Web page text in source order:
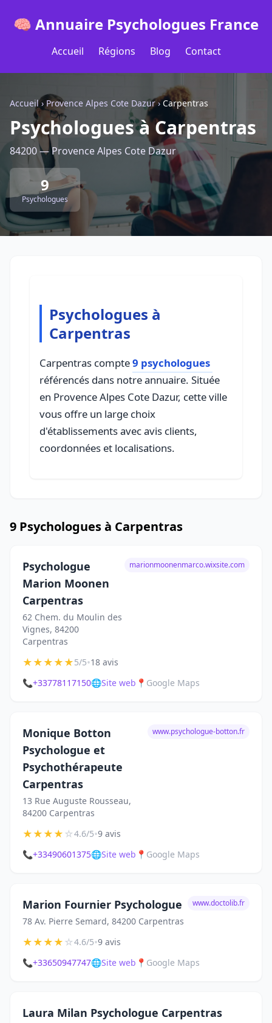
🧠 Annuaire Psychologues France
Accueil Régions Blog Contact
Accueil› Provence Alpes Cote Dazur›Carpentras
Psychologues à Carpentras
84200 — Provence Alpes Cote Dazur
9
Psychologues
Psychologues à
Carpentras
Carpentras compte9 psychologues
référencés dans notre annuaire. Située
en Provence Alpes Cote Dazur, cette ville
vous offre un large choix
d'établissements avec avis clients,
coordonnées et localisations.
9 Psychologues à Carpentras
Psychologue
Marion Moonen
Carpentras
62 Chem. du Moulin des
Vignes, 84200
Carpentras
marionmoonenmarco.wixsite.com
★★★★★5/5•18 avis
📞+33778117150🌐Site web 📍 Google Maps
Monique Botton
Psychologue et
Psychothérapeute
Carpentras
13 Rue Auguste Rousseau,
84200 Carpentras
www.psychologue-botton.fr
★★★★☆4.6/5•9 avis
📞+33490601375🌐Site web 📍 Google Maps
Marion Fournier Psychologue
78 Av. Pierre Semard, 84200 Carpentras
www.doctolib.fr
★★★★☆4.6/5•9 avis
📞+33650947747🌐Site web 📍 Google Maps
Laura Milan Psychologue Carpentras